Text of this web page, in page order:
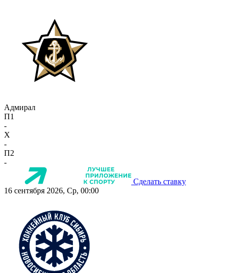
Адмирал
П1
-
X
-
П2
-
Сделать ставку
16 сентября 2026, Ср, 00:00